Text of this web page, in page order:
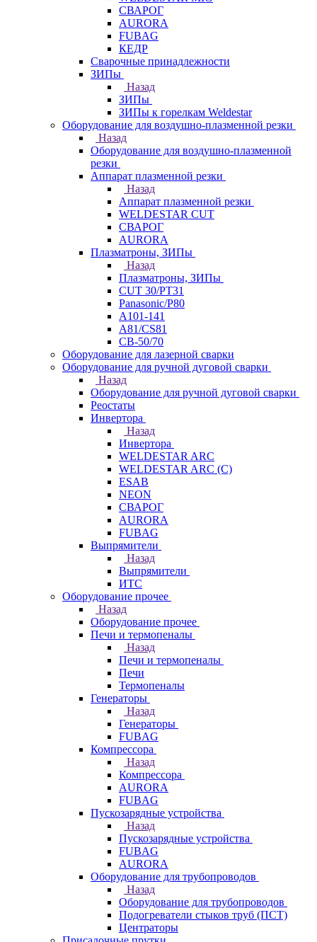
СВАРОГ
AURORA
FUBAG
КЕДР
Сварочные принадлежности
ЗИПы
Назад
ЗИПы
ЗИПы к горелкам Weldestar
Оборудование для воздушно-плазменной резки
Назад
Оборудование для воздушно-плазменной
резки
Аппарат плазменной резки
Назад
Аппарат плазменной резки
WELDESTAR CUT
СВАРОГ
AURORA
Плазматроны, ЗИПы
Назад
Плазматроны, ЗИПы
CUT 30/PT31
Panasonic/P80
А101-141
А81/CS81
СВ-50/70
Оборудование для лазерной сварки
Оборудование для ручной дуговой сварки
Назад
Оборудование для ручной дуговой сварки
Реостаты
Инвертора
Назад
Инвертора
WELDESTAR ARC
WELDESTAR ARC (С)
ESAB
NEON
СВАРОГ
AURORA
FUBAG
Выпрямители
Назад
Выпрямители
ИТС
Оборудование прочее
Назад
Оборудование прочее
Печи и термопеналы
Назад
Печи и термопеналы
Печи
Термопеналы
Генераторы
Назад
Генераторы
FUBAG
Компрессора
Назад
Компрессора
AURORA
FUBAG
Пускозарядные устройства
Назад
Пускозарядные устройства
FUBAG
AURORA
Оборудование для трубопроводов
Назад
Оборудование для трубопроводов
Подогреватели стыков труб (ПСТ)
Центраторы